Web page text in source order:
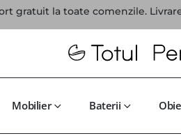
gratuit la toate comenzile.
Mobilier Baterii